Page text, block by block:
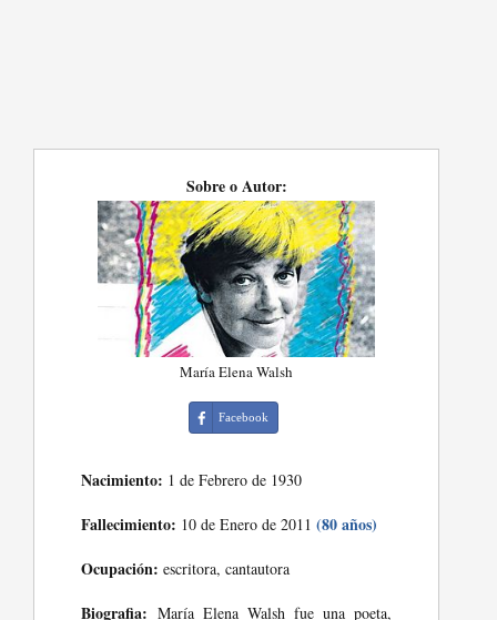
Sobre o Autor:
María Elena Walsh
Facebook
Nacimiento: 1 de Febrero de 1930
Fallecimiento: 10 de Enero de 2011(80 años)
Ocupación: escritora, cantautora
Biografia: María Elena Walsh fue una poeta,